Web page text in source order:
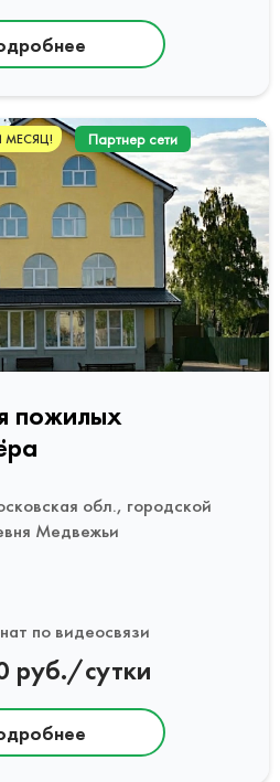
МЕСЯЦ! Партнер сети
пожилых
обл., городской
Медвежьи
по видеосвязи
руб./сутки